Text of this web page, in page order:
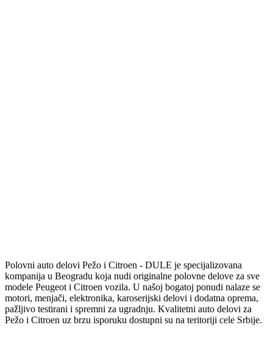
Polovni auto delovi Pežo i Citroen - DULE je specijalizovana
kompanija u Beogradu koja nudi originalne polovne delove za sve
modele Peugeot i Citroen vozila. U našoj bogatoj ponudi nalaze se
motori, menjači, elektronika, karoserijski delovi i dodatna oprema,
pažljivo testirani i spremni za ugradnju. Kvalitetni auto delovi za
Pežo i Citroen uz brzu isporuku dostupni su na teritoriji cele Srbije.